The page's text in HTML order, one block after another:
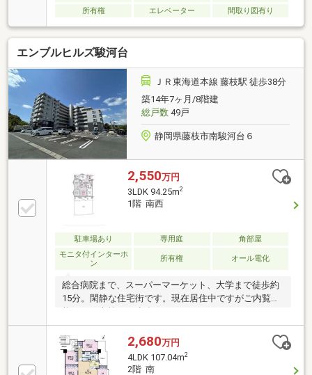
所有権
エレベーター 間取り図有り
エンブルヒルズ駿河台
ＪＲ東海道本線 藤枝駅 徒歩38分
築14年7ヶ月/8階建
総戸数49戸
静岡県藤枝市南駿河台６
2,550万円
3LDK 94.25m2
1階 南西
駐車場あり 専用庭
角部屋
モニタ付インターホ
ン
所有権 オール電化
総合病院まで、スーパーマーケット、大学まで徒歩約
15分。閑静な住宅街です。現在居住中ですがご内覧可
能です。事前にご連絡下さい。
2,680万円
4LDK 107.04m2
2階 南